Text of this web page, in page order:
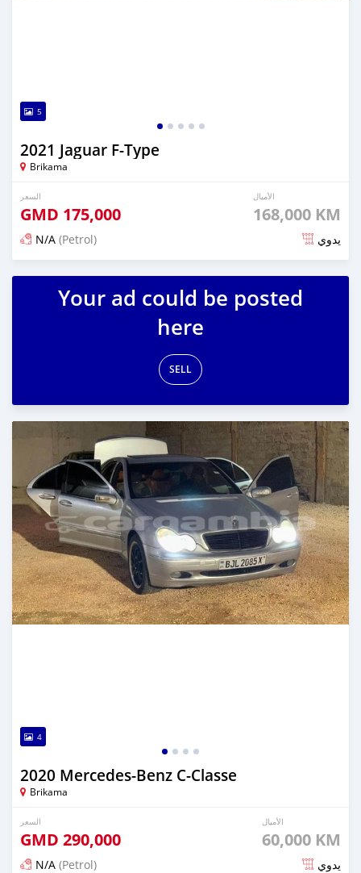
5
2021 Jaguar F-Type
Brikama
السعر
GMD 175,000
الأميال
168,000 KM
N/A (Petrol) يدوي
تم النشر منذ حوالي سنتان مضت
Your ad could be posted
here
SELL
4
2020 Mercedes-Benz C-Classe
Brikama
السعر
GMD 290,000
الأميال
60,000 KM
N/A (Petrol) يدوي